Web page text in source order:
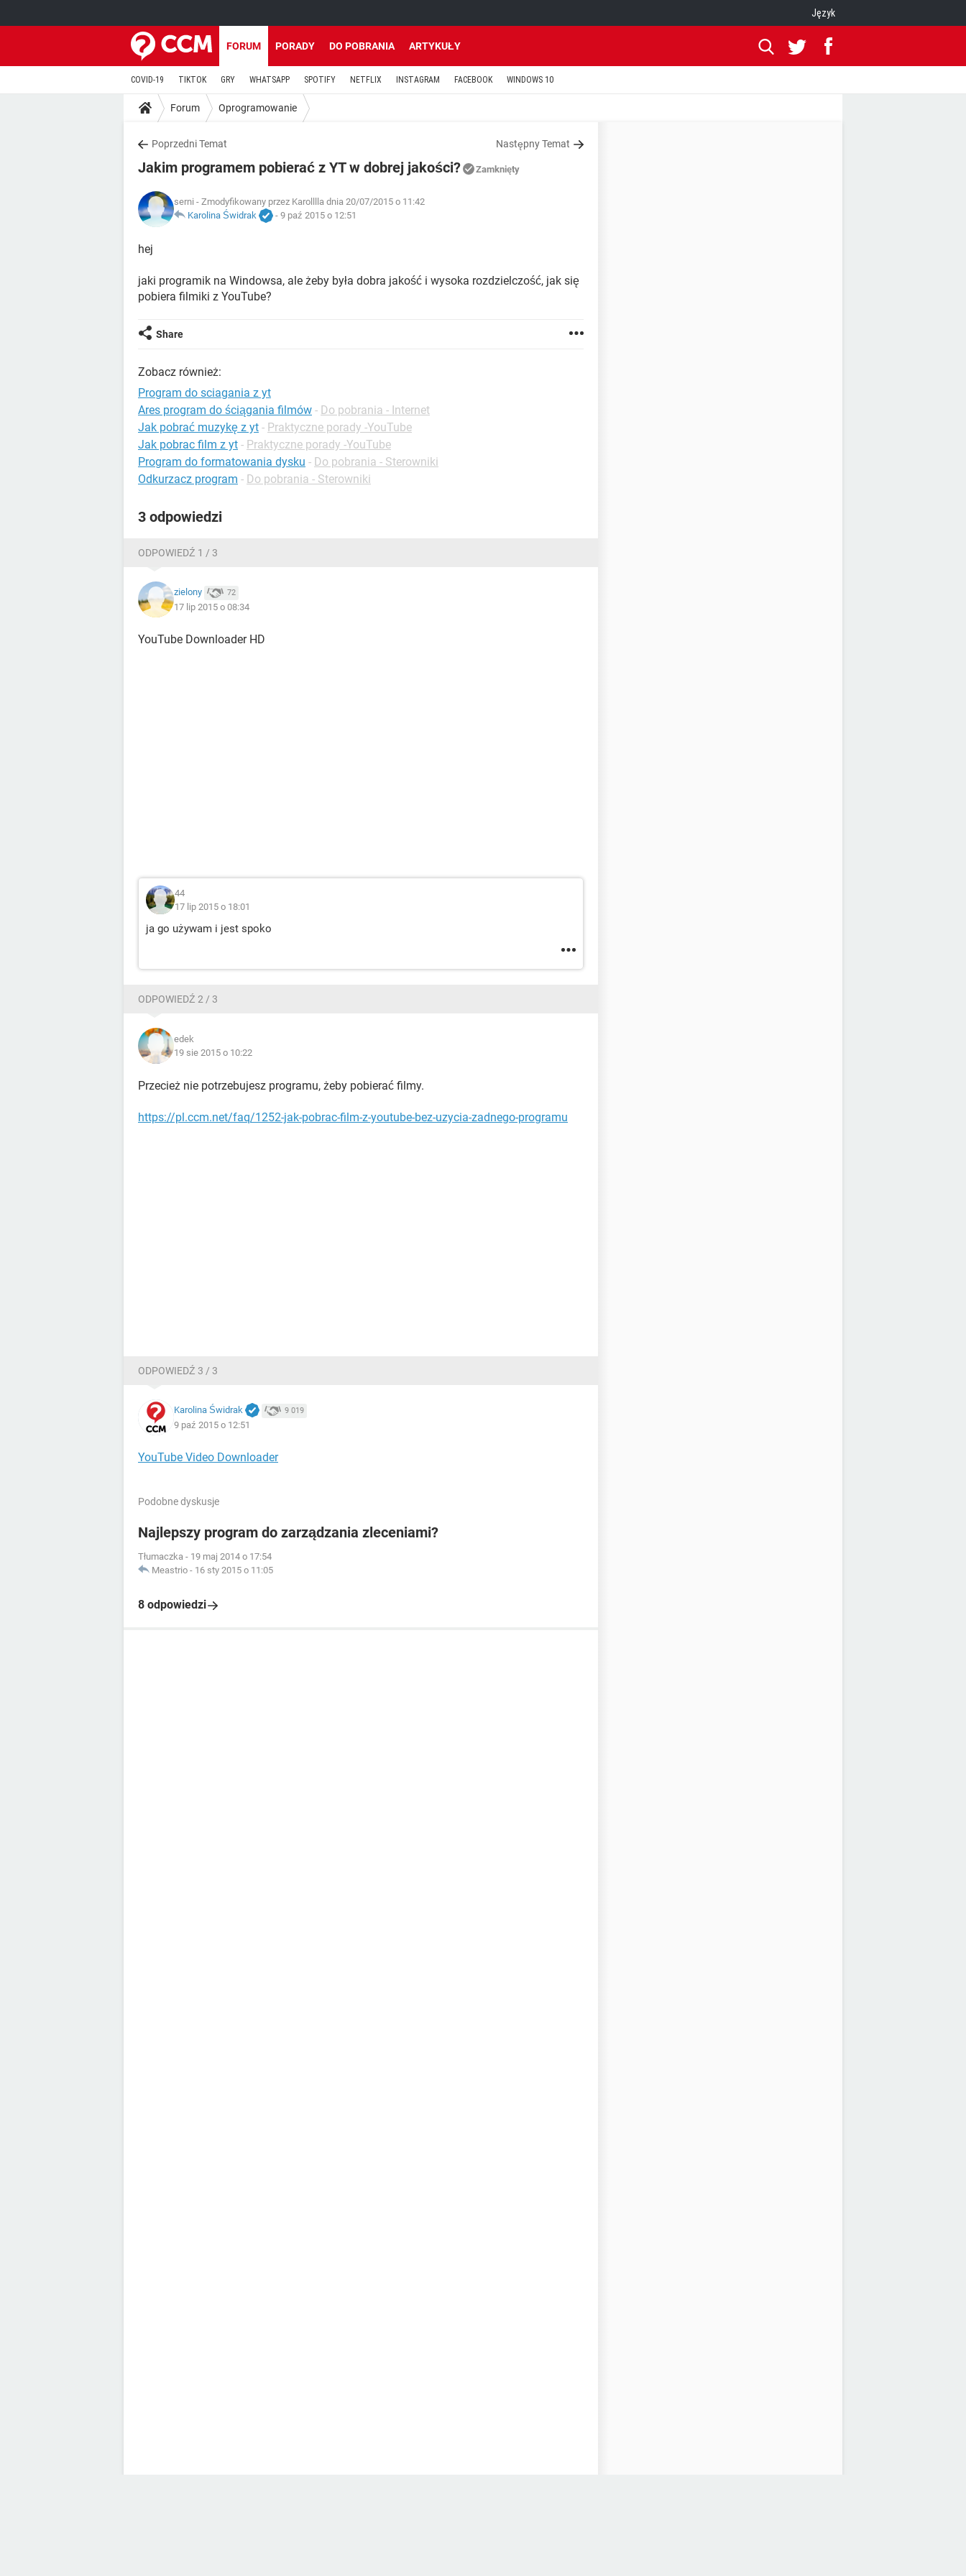
Język
FORUM PORADY DO POBRANIA ARTYKUŁY
COVID-19 TIKTOK GRY WHATSAPP SPOTIFY NETFLIX INSTAGRAM FACEBOOK WINDOWS 10
Forum Oprogramowanie
Poprzedni Temat Następny Temat
Jakim programem pobierać z YT w dobrej jakości? Zamknięty
serni - Zmodyfikowany przez Karolllla dnia 20/07/2015 o 11:42
Karolina Świdrak
- 9 paź 2015 o 12:51
hej
jaki programik na Windowsa, ale żeby była dobra jakość i wysoka rozdzielczość, jak się
pobiera filmiki z YouTube?
Share
Zobacz również:
Program do sciagania z yt
Ares program do ściągania filmów - Do pobrania - Internet
Jak pobrać muzykę z yt - Praktyczne porady -YouTube
Jak pobrac film z yt - Praktyczne porady -YouTube
Program do formatowania dysku - Do pobrania - Sterowniki
Odkurzacz program - Do pobrania - Sterowniki
3 odpowiedzi
ODPOWIEDŹ 1 / 3
zielony 72
17 lip 2015 o 08:34
YouTube Downloader HD
44
17 lip 2015 o 18:01
ja go używam i jest spoko
ODPOWIEDŹ 2 / 3
edek
19 sie 2015 o 10:22
Przecież nie potrzebujesz programu, żeby pobierać filmy.
https://pl.ccm.net/faq/1252-jak-pobrac-film-z-youtube-bez-uzycia-zadnego-programu
ODPOWIEDŹ 3 / 3
Karolina Świdrak 9 019
9 paź 2015 o 12:51
YouTube Video Downloader
Podobne dyskusje
Najlepszy program do zarządzania zleceniami?
Tłumaczka - 19 maj 2014 o 17:54
Meastrio - 16 sty 2015 o 11:05
8 odpowiedzi